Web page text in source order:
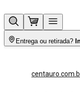
Entrega ou retirada?